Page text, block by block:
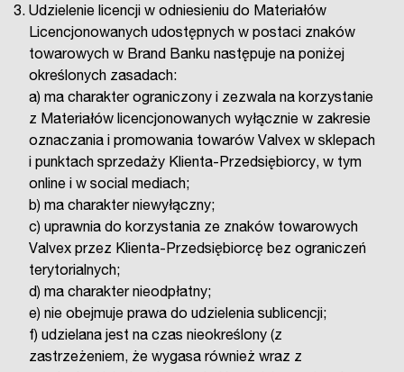
Udzielenie licencji w odniesieniu do Materiałów
Licencjonowanych udostępnych w postaci znaków
towarowych w Brand Banku następuje na poniżej
określonych zasadach:
a) ma charakter ograniczony i zezwala na korzystanie
z Materiałów licencjonowanych wyłącznie w zakresie
oznaczania i promowania towarów Valvex w sklepach
i punktach sprzedaży Klienta-Przedsiębiorcy, w tym
online i w social mediach;
b) ma charakter niewyłączny;
c) uprawnia do korzystania ze znaków towarowych
Valvex przez Klienta-Przedsiębiorcę bez ograniczeń
terytorialnych;
d) ma charakter nieodpłatny;
e) nie obejmuje prawa do udzielenia sublicencji;
f) udzielana jest na czas nieokreślony (z
zastrzeżeniem, że wygasa również wraz z